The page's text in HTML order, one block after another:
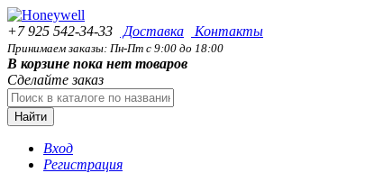
+7 925 542-34-33 Доставка Контакты
Принимаем заказы: Пн-Пт с 9:00 до 18:00
В корзине пока нет товаров
Сделайте заказ
Найти
Вход
Регистрация